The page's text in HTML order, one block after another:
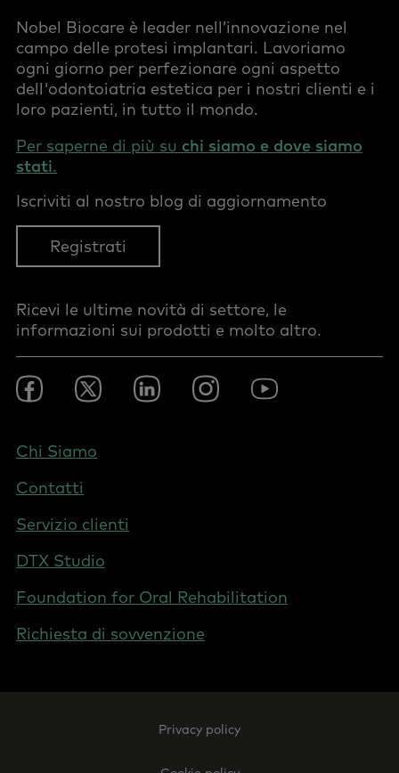
Nobel Biocare è leader nell’innovazione nel
campo delle protesi implantari. Lavoriamo
ogni giorno per perfezionare ogni aspetto
dell'odontoiatria estetica per i nostri clienti e i
loro pazienti, in tutto il mondo.
Per saperne di più su chi siamo e dove siamo
stati.
Iscriviti al nostro blog di aggiornamento
Registrati
Ricevi le ultime novità di settore, le
informazioni sui prodotti e molto altro.
Footer
Social
Italy
FacebookTwitter LinkedInInstagramYouTube
Footer
Switzerland
Chi Siamo
Contatti
Servizio clienti
DTX Studio
Foundation for Oral Rehabilitation
Richiesta di sovvenzione
Privacy policy